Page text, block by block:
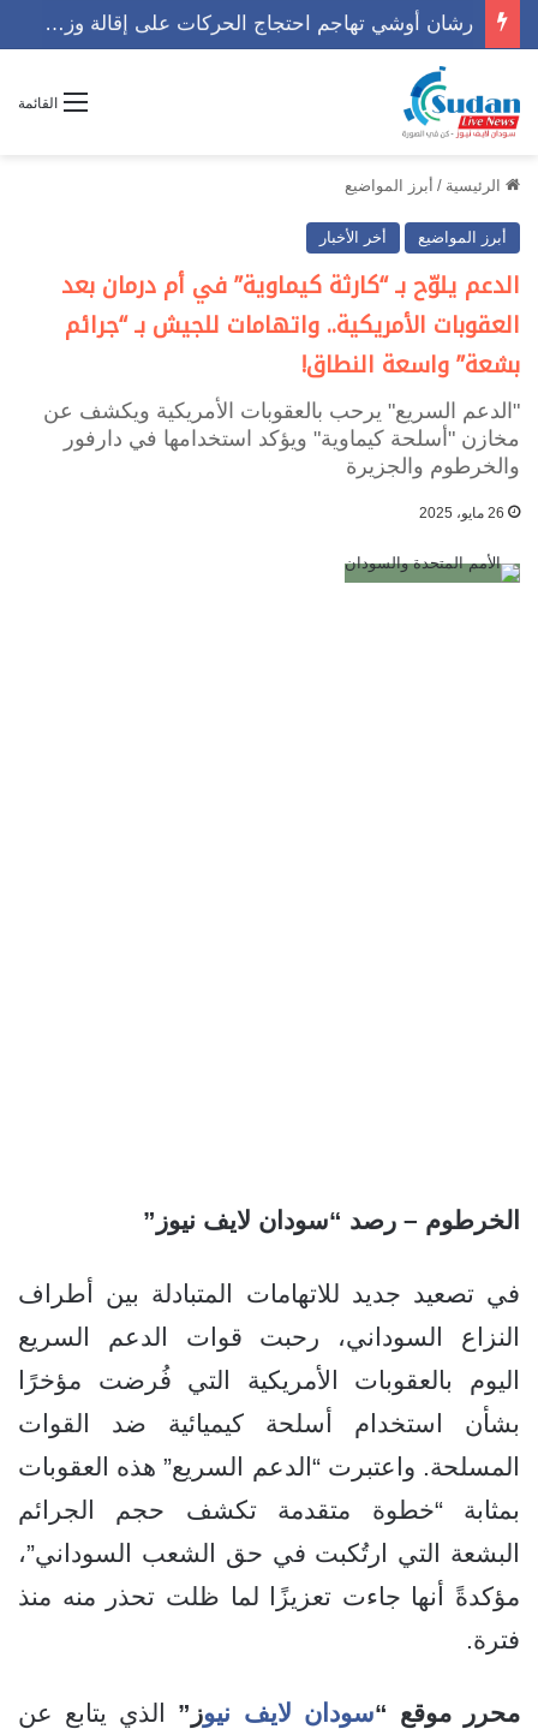
رشان أوشي تهاجم احتجاج الحركات على إقالة وزير وتوجه رسالة حاسمه
القائمة
الرئيسية / أبرز المواضيع
أبرز المواضيع أخر الأخبار
الدعم يلوّح بـ “كارثة كيماوية” في أم درمان بعد
العقوبات الأمريكية.. واتهامات للجيش بـ “جرائم
بشعة” واسعة النطاق!
"الدعم السريع" يرحب بالعقوبات الأمريكية ويكشف عن
مخازن "أسلحة كيماوية" ويؤكد استخدامها في دارفور
والخرطوم والجزيرة
26 مايو، 2025
الخرطوم – رصد “سودان لايف نيوز”
في تصعيد جديد للاتهامات المتبادلة بين أطراف
النزاع السوداني، رحبت قوات الدعم السريع
اليوم بالعقوبات الأمريكية التي فُرضت مؤخرًا
بشأن استخدام أسلحة كيميائية ضد القوات
المسلحة. واعتبرت “الدعم السريع” هذه العقوبات
بمثابة “خطوة متقدمة تكشف حجم الجرائم
البشعة التي ارتُكبت في حق الشعب السوداني”،
مؤكدةً أنها جاءت تعزيزًا لما ظلت تحذر منه منذ
فترة.
محرر موقع “سودان لايف نيوز” الذي يتابع عن